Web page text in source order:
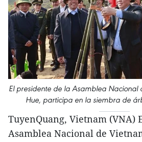
El presidente de la Asamblea Nacional
Hue, participa en la siembra de
TuyenQuang, Vietnam (VNA)
Asamblea Nacional de